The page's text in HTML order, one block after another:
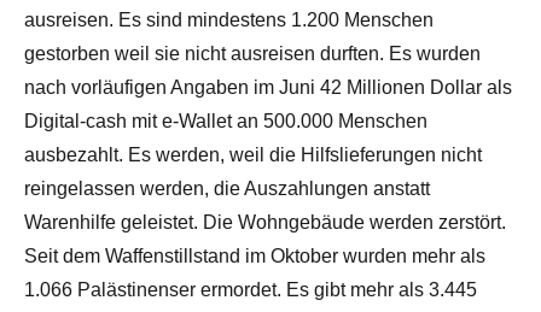
ausreisen. Es sind mindestens 1.200 Menschen
gestorben weil sie nicht ausreisen durften. Es wurden
nach vorläufigen Angaben im Juni 42 Millionen Dollar als
Digital-cash mit e-Wallet an 500.000 Menschen
ausbezahlt. Es werden, weil die Hilfslieferungen nicht
reingelassen werden, die Auszahlungen anstatt
Warenhilfe geleistet. Die Wohngebäude werden zerstört.
Seit dem Waffenstillstand im Oktober wurden mehr als
1.066 Palästinenser ermordet. Es gibt mehr als 3.445